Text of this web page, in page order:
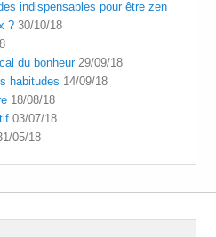
indispensables pour être zen
? 30/10/18
du bonheur 29/09/18
habitudes 14/09/18
18/08/18
03/07/18
05/18